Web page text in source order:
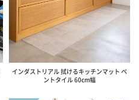
インダストリアル 拭けるキッチンマット ベ
ントタイル 60cm幅